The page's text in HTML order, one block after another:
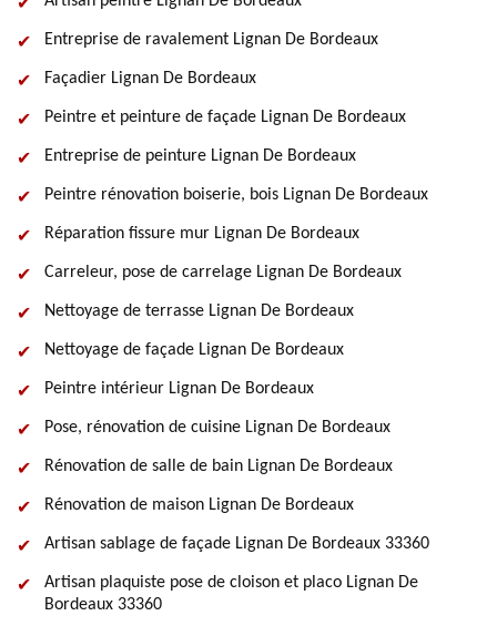
Entreprise de ravalement Lignan De Bordeaux
Façadier Lignan De Bordeaux
Peintre et peinture de façade Lignan De Bordeaux
Entreprise de peinture Lignan De Bordeaux
Peintre rénovation boiserie, bois Lignan De Bordeaux
Réparation fissure mur Lignan De Bordeaux
Carreleur, pose de carrelage Lignan De Bordeaux
Nettoyage de terrasse Lignan De Bordeaux
Nettoyage de façade Lignan De Bordeaux
Peintre intérieur Lignan De Bordeaux
Pose, rénovation de cuisine Lignan De Bordeaux
Rénovation de salle de bain Lignan De Bordeaux
Rénovation de maison Lignan De Bordeaux
Artisan sablage de façade Lignan De Bordeaux 33360
Artisan plaquiste pose de cloison et placo Lignan De
Bordeaux 33360